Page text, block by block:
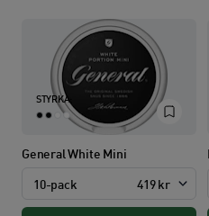
STYRKA:
General White Mini
10-pack 419 kr